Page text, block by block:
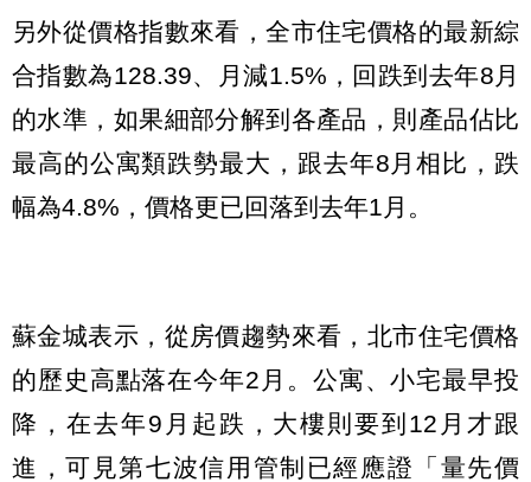
另外從價格指數來看，全市住宅價格的最新綜
合指數為128.39、月減1.5%，回跌到去年8月
的水準，如果細部分解到各產品，則產品佔比
最高的公寓類跌勢最大，跟去年8月相比，跌
幅為4.8%，價格更已回落到去年1月。
蘇金城表示，從房價趨勢來看，北市住宅價格
的歷史高點落在今年2月。公寓、小宅最早投
降，在去年9月起跌，大樓則要到12月才跟
進，可見第七波信用管制已經應證「量先價